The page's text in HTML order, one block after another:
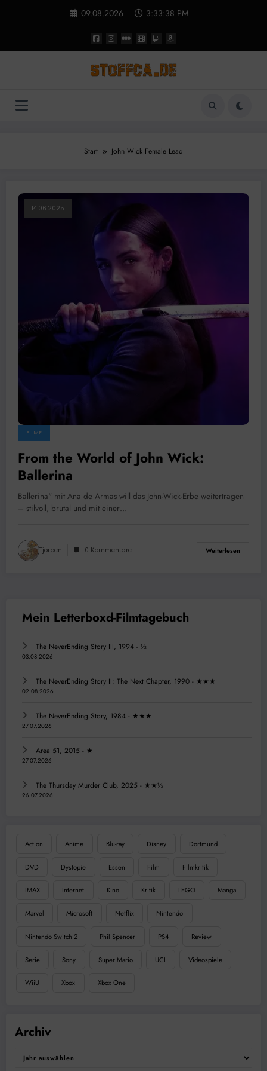
09.08.2026 3:33:39 PM
Start John Wick Female Lead
14.06.2025
FILME
From the World of John Wick:
Ballerina
Ballerina" mit Ana de Armas will das John-Wick-Erbe weitertragen
– stilvoll, brutal und mit einer…
Tjorben 0 Kommentare Weiterlesen
The NeverEnding Story III, 1994 - ½
03.08.2026
The NeverEnding Story II: The Next Chapter, 1990 - ★★★
02.08.2026
The NeverEnding Story, 1984 - ★★★
27.07.2026
Area 51, 2015 - ★
27.07.2026
The Thursday Murder Club, 2025 - ★★½
26.07.2026
Action Anime Blu-ray Disney Dortmund
DVD Dystopie Essen Film Filmkritik
IMAX Internet Kino Kritik LEGO Manga
Marvel Microsoft Netflix Nintendo
Nintendo Switch 2 Phil Spencer PS4 Review
Serie Sony Super Mario UCI Videospiele
WiiU Xbox Xbox One